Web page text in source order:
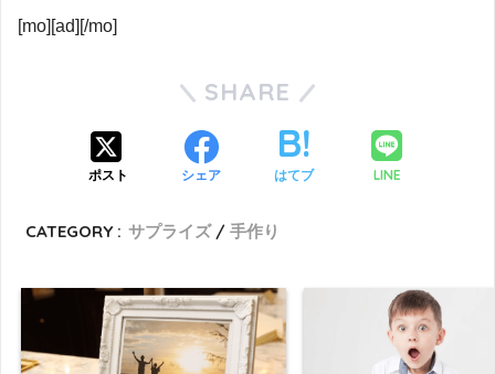
[mo][ad][/mo]
SHARE
ポスト シェア はてブ LINE
CATEGORY : サプライズ 手作り